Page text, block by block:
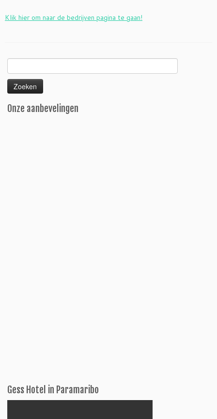
Klik hier om naar de bedrijven pagina te gaan!
Zoeken
naar:
Onze aanbevelingen
Gess Hotel in Paramaribo